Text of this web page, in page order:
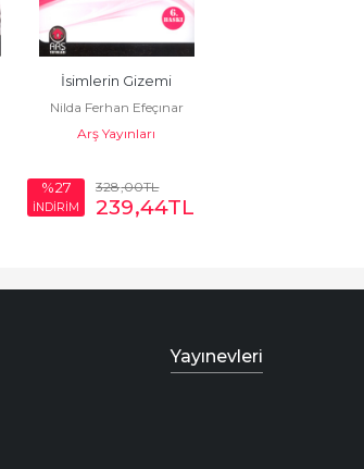
İsimlerin Gizemi
Nilda Ferhan Efeçınar
Arş Yayınları
%27
İNDİRİM
328,00TL
239,44TL
Yayınevleri